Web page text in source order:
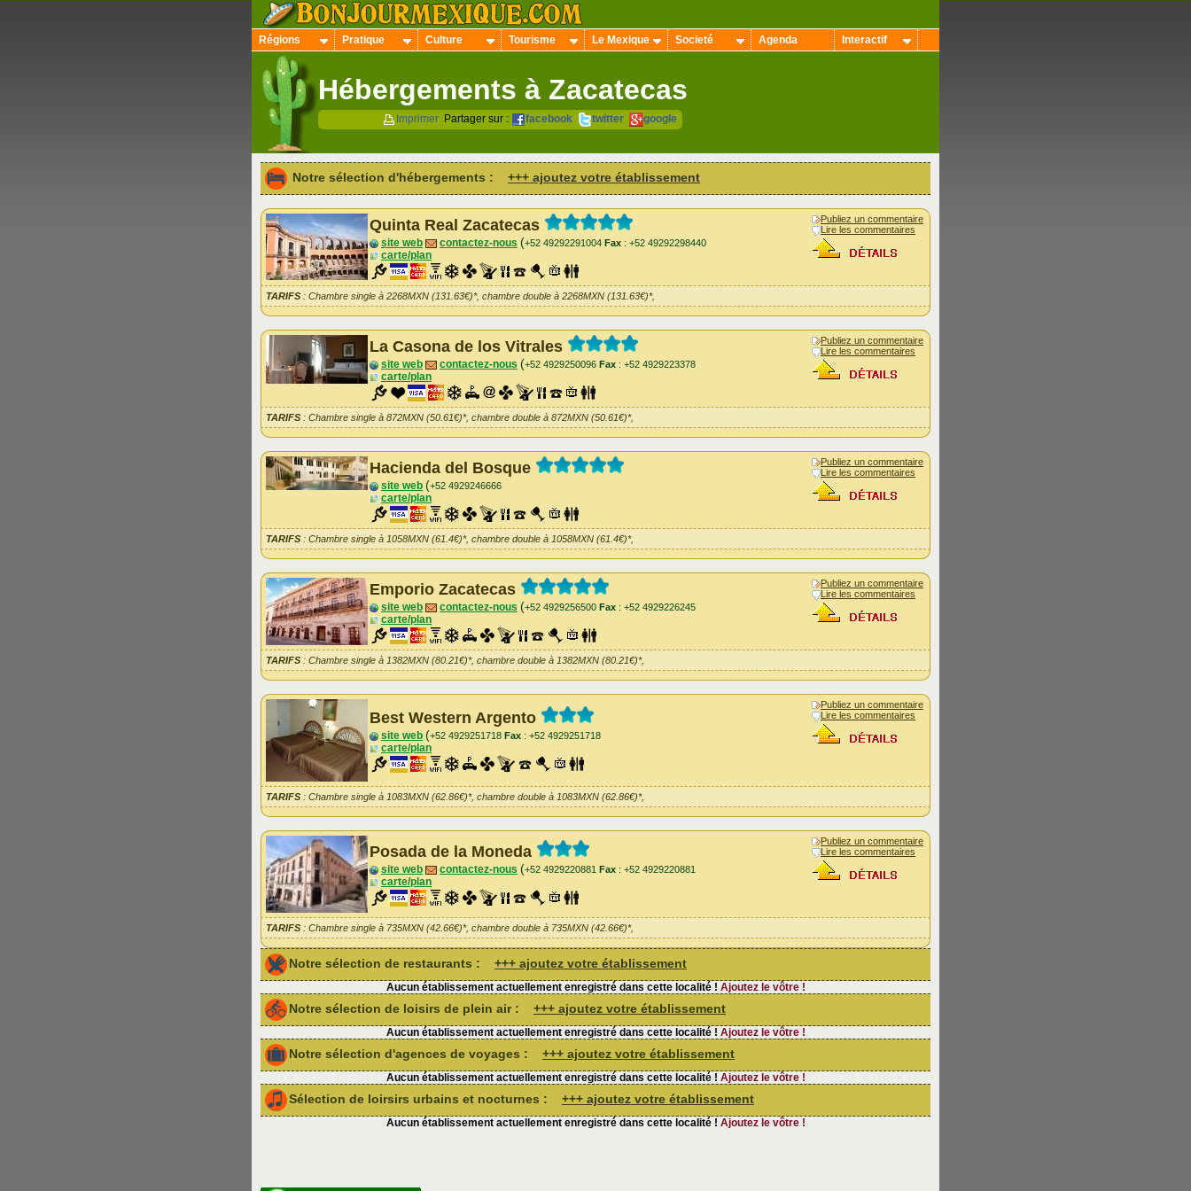
Régions Pratique Culture Tourisme Le Mexique Societé Agenda Interactif
Hébergements à Zacatecas
Imprimer Partager sur : facebook twitter google
Notre sélection d'hébergements : +++ ajoutez votre établissement
Quinta Real Zacatecas
site web contactez-nous (+52 49292291004 Fax : +52 49292298440
carte/plan
Publiez un commentaire
Lire les commentaires
TARIFS : Chambre single à 2268MXN (131.63€)*, chambre double à 2268MXN (131.63€)*,
La Casona de los Vitrales
site web contactez-nous (+52 4929250096 Fax : +52 4929223378
carte/plan
Publiez un commentaire
Lire les commentaires
TARIFS : Chambre single à 872MXN (50.61€)*, chambre double à 872MXN (50.61€)*,
Hacienda del Bosque
site web (+52 4929246666
carte/plan
Publiez un commentaire
Lire les commentaires
TARIFS : Chambre single à 1058MXN (61.4€)*, chambre double à 1058MXN (61.4€)*,
Emporio Zacatecas
site web contactez-nous (+52 4929256500 Fax : +52 4929226245
carte/plan
Publiez un commentaire
Lire les commentaires
TARIFS : Chambre single à 1382MXN (80.21€)*, chambre double à 1382MXN (80.21€)*,
Best Western Argento
site web (+52 4929251718 Fax : +52 4929251718
carte/plan
Publiez un commentaire
Lire les commentaires
TARIFS : Chambre single à 1083MXN (62.86€)*, chambre double à 1083MXN (62.86€)*,
Posada de la Moneda
site web contactez-nous (+52 4929220881 Fax : +52 4929220881
carte/plan
Publiez un commentaire
Lire les commentaires
TARIFS : Chambre single à 735MXN (42.66€)*, chambre double à 735MXN (42.66€)*,
Notre sélection de restaurants : +++ ajoutez votre établissement
Aucun établissement actuellement enregistré dans cette localité ! Ajoutez le vôtre !
Notre sélection de loisirs de plein air : +++ ajoutez votre établissement
Aucun établissement actuellement enregistré dans cette localité ! Ajoutez le vôtre !
Notre sélection d'agences de voyages : +++ ajoutez votre établissement
Aucun établissement actuellement enregistré dans cette localité ! Ajoutez le vôtre !
Sélection de loirsirs urbains et nocturnes : +++ ajoutez votre établissement
Aucun établissement actuellement enregistré dans cette localité ! Ajoutez le vôtre !